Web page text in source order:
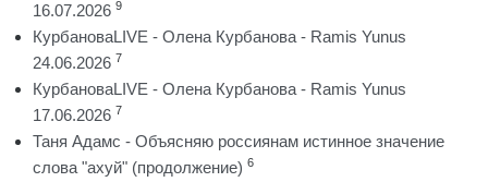
16.07.2026 9
КурбановаLIVE - Олена Курбанова - Ramis Yunus
24.06.2026 7
КурбановаLIVE - Олена Курбанова - Ramis Yunus
17.06.2026 7
Таня Адамс - Объясняю россиянам истинное значение
слова "ахуй" (продолжение) 6